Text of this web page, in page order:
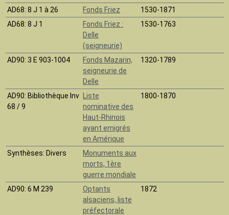
AD68: 8 J 1 à 26 Fonds Friez
1530-1871
AD68: 8 J 1
Fonds Friez :
Delle
(seigneurie)
1530-1763
AD90: 3 E 903-1004
Fonds Mazarin,
seigneurie de
Delle
1320-1789
AD90: Bibliothèque Inv
68 / 9
Liste
nominative des
Haut-Rhinois
ayant emigrés
en Amérique
1800-1870
Synthèses: Divers
Monuments aux
morts, 1ère
guerre mondiale
AD90: 6 M 239
Optants
alsaciens, liste
préfectorale
1872